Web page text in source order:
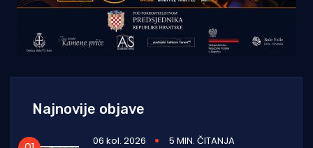
Najnovije objave
06 kol. 2026
5 MIN. ČITANJA